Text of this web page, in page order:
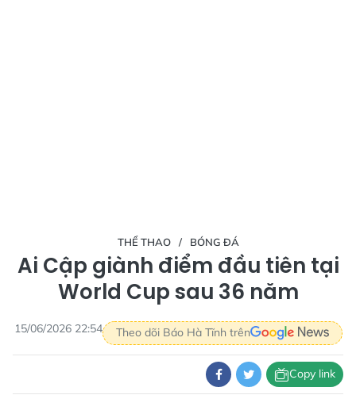
THỂ THAO BÓNG ĐÁ
Ai Cập giành điểm đầu tiên tại
World Cup sau 36 năm
15/06/2026 22:54 Theo dõi Báo Hà Tĩnh trên
Copy link